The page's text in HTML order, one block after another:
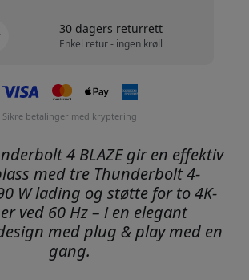
30 dagers returrett
Enkel retur - ingen krøll
Sikre betalinger med kryptering
4 BLAZE gir en effektiv
med tre Thunderbolt 4-
W lading og støtte for to 4K-
ved 60 Hz – i en elegant
med plug & play med en
gang.